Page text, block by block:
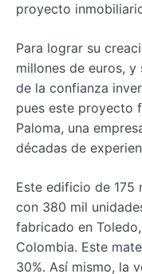
proyecto
Para lograr su
millones de euros,
de la confianza
pues este proyecto
Paloma, una
décadas de
Este edificio de 175
con 380 mil
fabricado en
Colombia. Este
30%. Así mismo, la